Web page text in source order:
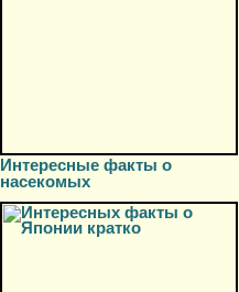
Интересные факты о
насекомых